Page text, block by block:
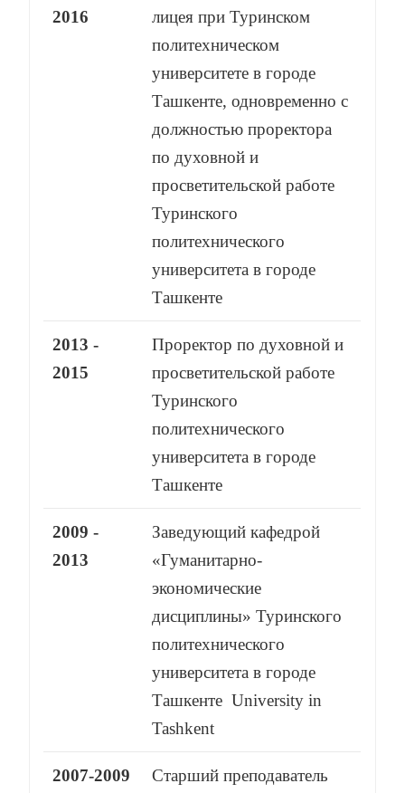
2016
лицея при Туринском
политехническом
университете в городе
Ташкенте, одновременно с
должностью проректора
по духовной и
просветительской работе
Туринского
политехнического
университета в городе
Ташкенте
2013 -
2015
Проректор по духовной и
просветительской работе
Туринского
политехнического
университета в городе
Ташкенте
2009 -
2013
Заведующий кафедрой
«Гуманитарно-
экономические
дисциплины» Туринского
политехнического
университета в городе
Ташкенте University in
Tashkent
2007-2009
Старший преподаватель